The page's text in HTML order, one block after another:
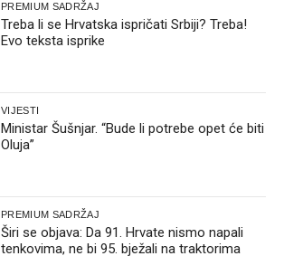
PREMIUM SADRŽAJ
Treba li se Hrvatska ispričati Srbiji? Treba!
Evo teksta isprike
VIJESTI
Ministar Šušnjar. “Bude li potrebe opet će biti
Oluja”
PREMIUM SADRŽAJ
Širi se objava: Da 91. Hrvate nismo napali
tenkovima, ne bi 95. bježali na traktorima